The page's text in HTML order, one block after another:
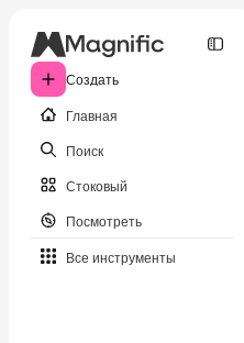
Создать
Главная
Поиск
Стоковый
Посмотреть
Все инструменты